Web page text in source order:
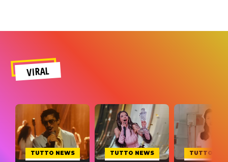
VIRAL
TUTTO NEWS TUTTO NEWS TUTTO